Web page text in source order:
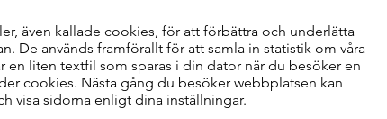
även kallade cookies, för att förbättra och underlätta
De används framförallt för att samla in statistik om våra
en liten textfil som sparas i din dator när du besöker en
cookies. Nästa gång du besöker webbplatsen kan
visa sidorna enligt dina inställningar.